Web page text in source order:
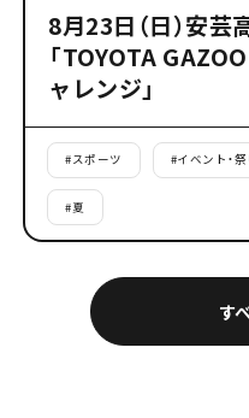
す
8月23日（日）安芸
「TOYOTA
ャレンジ」
#スポーツ #イベント・祭
#夏